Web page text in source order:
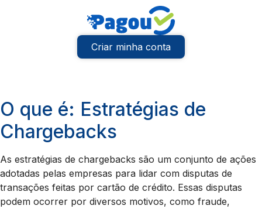
Criar minha conta
O que é: Estratégias de
Chargebacks
As estratégias de chargebacks são um conjunto de ações
adotadas pelas empresas para lidar com disputas de
transações feitas por cartão de crédito. Essas disputas
podem ocorrer por diversos motivos, como fraude,